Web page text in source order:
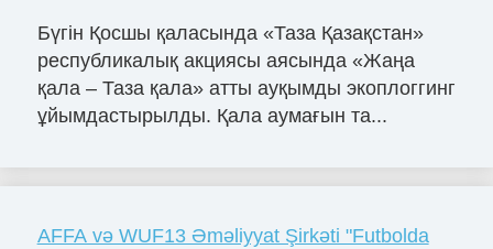
Бүгін Қосшы қаласында «Таза Қазақстан»
республикалық акциясы аясында «Жаңа
қала – Таза қала» атты ауқымды экоплоггинг
ұйымдастырылды. Қала аумағын та...
AFFA və WUF13 Əməliyyat Şirkəti "Futbolda